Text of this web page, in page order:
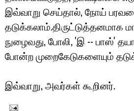
இவ்வாறு செய்தால், நோய்
தடுக்கலாம்.திருட்டுத்தனமாக
நுழைவது, போலி, 'இ -- பாஸ்'
போன்ற முறைகேடுகளையும்
இவ்வாறு, அவர்கள் கூறினர்.